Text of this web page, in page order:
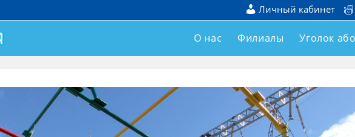
Личный кабинет
О нас Филиалы Уголок